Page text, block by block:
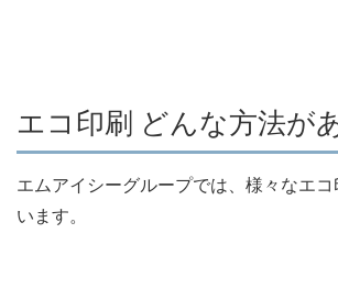
エコ印刷 どんな方法が
エムアイシーグループでは、様々なエ
います。